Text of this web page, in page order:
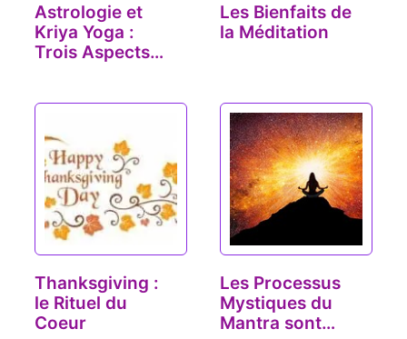
Astrologie et
Kriya Yoga :
Trois Aspects
Les Bienfaits de
la Méditation
Thanksgiving :
le Rituel du
Coeur
Les Processus
Mystiques du
Mantra sont